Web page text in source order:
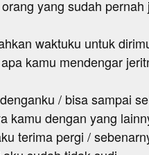
yang sudah
waktuku untuk
kamu mendengar
/ bisa sampai
kamu dengan yang
terima pergi /